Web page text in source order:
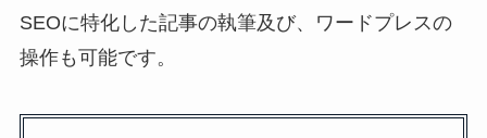
SEOに特化した記事の執筆及び、ワードプレスの
操作も可能です。